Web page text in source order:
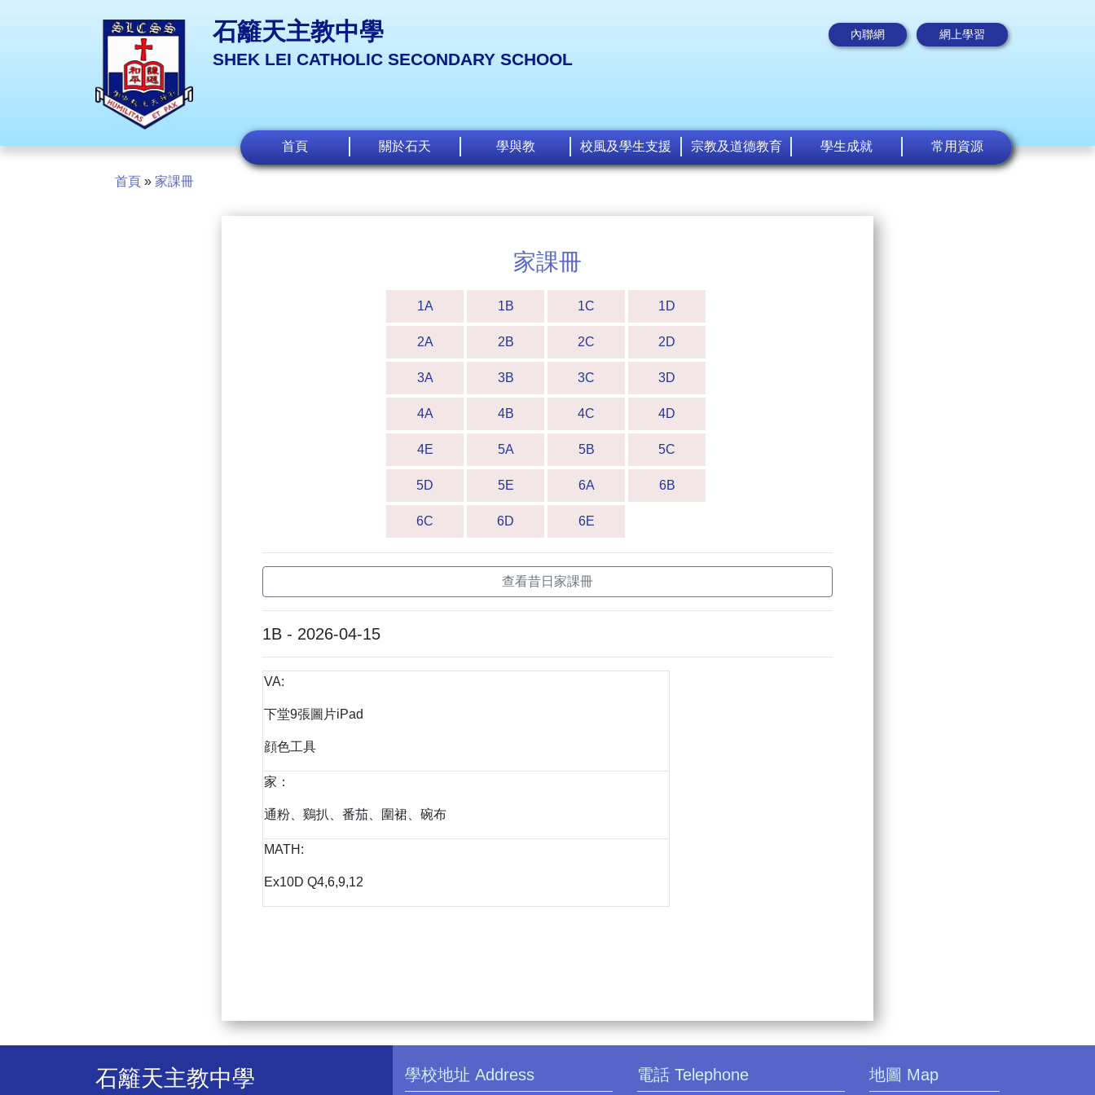
石籬天主教中學
SHEK LEI CATHOLIC SECONDARY SCHOOL
內聯網 網上學習
首頁 關於石天 學與教 校風及學生支援 宗教及道德教育 學生成就 常用資源
首頁 » 家課冊
家課冊
1A 1B 1C 1D
2A 2B 2C 2D
3A 3B 3C 3D
4A 4B 4C 4D
4E 5A 5B 5C
5D 5E 6A 6B
6C 6D 6E
查看昔日家課冊
1B - 2026-04-15
VA:
下堂9張圖片iPad
顔色工具
家：
通粉、鷄扒、番茄、圍裙、碗布
MATH:
Ex10D Q4,6,9,12
石籬天主教中學 學校地址 Address 電話 Telephone 地圖 Map